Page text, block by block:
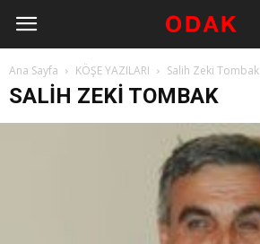
Ana Sayfa KÖŞE YAZILARI Salih Zeki Tombak
SALIH ZEKI TOMBAK